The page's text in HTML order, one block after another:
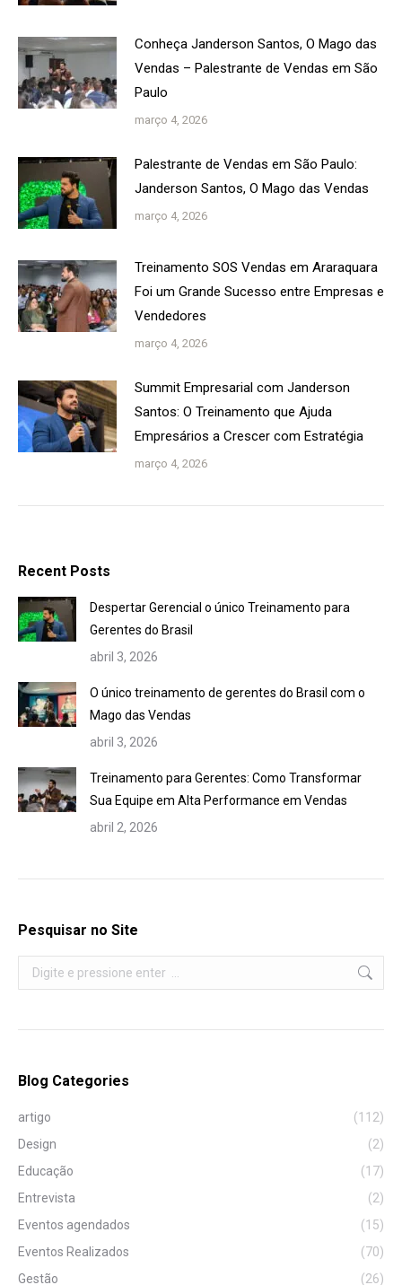
Conheça Janderson Santos, O Mago das
Vendas – Palestrante de Vendas em São
Paulo
março 4, 2026
Palestrante de Vendas em São Paulo:
Janderson Santos, O Mago das Vendas
março 4, 2026
Treinamento SOS Vendas em Araraquara
Foi um Grande Sucesso entre Empresas e
Vendedores
março 4, 2026
Summit Empresarial com Janderson
Santos: O Treinamento que Ajuda
Empresários a Crescer com Estratégia
março 4, 2026
Recent Posts
Despertar Gerencial o único Treinamento para
Gerentes do Brasil
abril 3, 2026
O único treinamento de gerentes do Brasil com o
Mago das Vendas
abril 3, 2026
Treinamento para Gerentes: Como Transformar
Sua Equipe em Alta Performance em Vendas
abril 2, 2026
Pesquisar no Site
Search:
Blog Categories
artigo
(112)
Design
(2)
Educação
(17)
Entrevista
(2)
Eventos agendados
(15)
Eventos Realizados
(70)
Gestão
(26)